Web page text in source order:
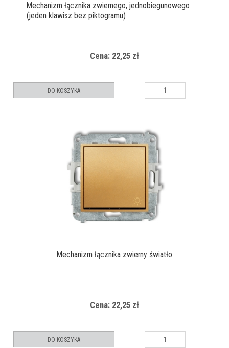
Mechanizm łącznika zwiernego, jednobiegunowego
(jeden klawisz bez piktogramu)
Cena: 22,25 zł
DO KOSZYKA
Mechanizm łącznika zwierny światło
Cena: 22,25 zł
DO KOSZYKA